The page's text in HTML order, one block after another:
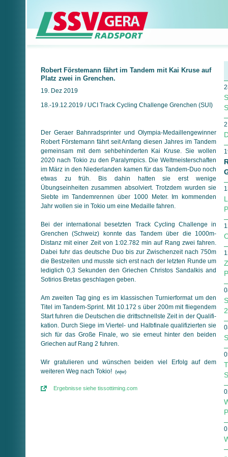
Robert Förstemann fährt im Tandem mit Kai Kruse auf
Platz zwei in Grenchen.
19. Dez 2019
18.-19.12.2019 / UCI Track Cycling Challenge Grenchen (SUI)
Der Geraer Bahnradsprinter und Olympia-Medaillengewinner
Robert Förstemann fährt seit Anfang diesen Jahres im Tandem
gemeinsam mit dem sehbehinderten Kai Kruse. Sie wollen
2020 nach Tokio zu den Paralympics. Die Weltmeisterschaften
im März in den Niederlanden kamen für das Tandem-Duo noch
etwas zu früh. Bis dahin hatten sie erst wenige
Übungseinheiten zu­sam­men absolviert. Trotzdem wurden sie
Siebte im Tandem­ren­nen über 1000 Meter. Im kommenden
Jahr wollen sie in Tokio um eine Medaille fahren.
Bei der international besetzten Track Cycling Challenge in
Gren­chen (Schweiz) konnte das Tandem über die 1000m-
Distanz mit einer Zeit von 1:02.782 min auf Rang zwei fahren.
Dabei fuhr das deutsche Duo bis zur Zwischenzeit nach 750m
die Best­zeiten und musste sich erst nach der letzten Runde um
lediglich 0,3 Sekunden den Griechen Christos Sandalkis and
Sotirios Bretas geschlagen geben.
Am zweiten Tag ging es im klassischen Turnierformat um den
Titel im Tandem-Sprint. Mit 10.172 s über 200m mit fliegendem
Start fuhren die Deutschen die drittschnellste Zeit in der Qua­li­fi­
ka­tion. Durch Siege im Viertel- und Halbfinale qualifizierten sie
sich für das Große Finale, wo sie erneut hinter den beiden
Griechen auf Rang 2 fuhren.
Wir gratulieren und wünschen beiden viel Erfolg auf dem
weiteren Weg nach Tokio! (wjw)
Ergebnisse siehe tissottiming.com